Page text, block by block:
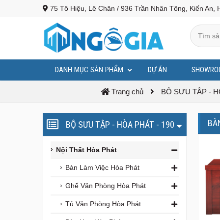
75 Tô Hiệu, Lê Chân / 936 Trần Nhân Tông, Kiến An,
DANH MỤC SẢN PHẨM DỰ ÁN
Trang chủ BỘ SƯU TẬP -
BỘ SƯU TẬP - HÒA PHÁT - 190
Nội Thất Hòa Phát
Bàn Làm Việc Hòa Phát
Ghế Văn Phòng Hòa Phát
Tủ Văn Phòng Hòa Phát